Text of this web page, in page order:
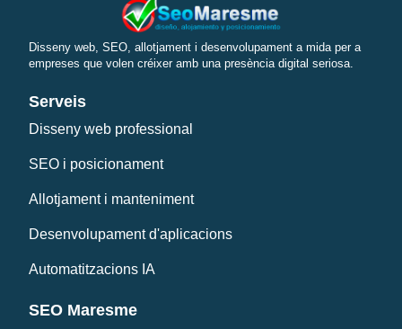
Disseny web, SEO, allotjament i desenvolupament a mida per a
empreses que volen créixer amb una presència digital seriosa.
Serveis
Disseny web professional
SEO i posicionament
Allotjament i manteniment
Desenvolupament d'aplicacions
Automatitzacions IA
SEO Maresme